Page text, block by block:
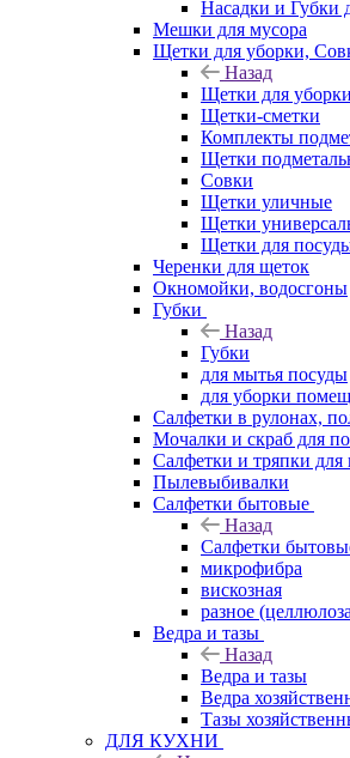
Насадки и Губки
Мешки для мусора
Щетки для уборки,
Назад
Щетки для
Щетки-сметки
Комплекты
Щетки
Совки
Щетки уличные
Щетки
Щетки для
Черенки для щеток
Окномойки, водосгоны
Губки
Назад
Губки
для мытья посуды
для уборки
Салфетки в рулонах,
Мочалки и скраб для
Салфетки и тряпки для
Пылевыбивалки
Салфетки бытовые
Назад
Салфетки
микрофибра
вискозная
разное
Ведра и тазы
Назад
Ведра и тазы
Ведра
Тазы
ДЛЯ КУХНИ